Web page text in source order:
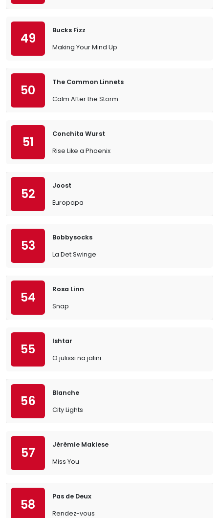
49
Bucks Fizz
Making Your Mind Up
50
The Common Linnets
Calm After the Storm
51
Conchita Wurst
Rise Like a Phoenix
52
Joost
Europapa
53
Bobbysocks
La Det Swinge
54
Rosa Linn
Snap
55
Ishtar
O julissi na jalini
56
Blanche
City Lights
57
Jérémie Makiese
Miss You
58
Pas de Deux
Rendez-vous